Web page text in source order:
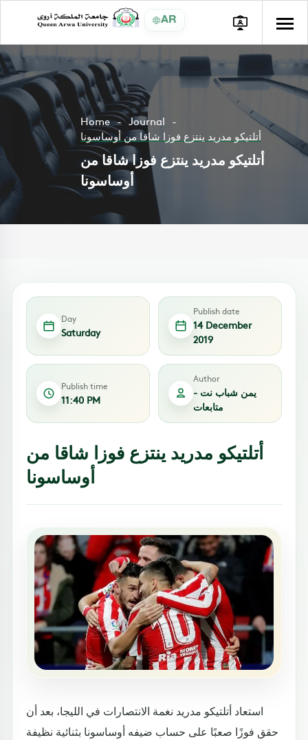
AR
Home
Journal
أتلتيكو مدريد ينتزع فوزا شاقا من أوساسونا
أتلتيكو مدريد ينتزع فوزا شاقا من
أوساسونا
Day
Saturday
Publish date
14 December
2019
Publish time
11:40 PM
Author
يمن شباب نت -
متابعات
أتلتيكو مدريد ينتزع فوزا شاقا من
أوساسونا
استعاد أتلتيكو مدريد نغمة الانتصارات في الليجا، بعد أن
حقق فوزًا صعبًا على حساب ضيفه أوساسونا بثنائية نظيفة